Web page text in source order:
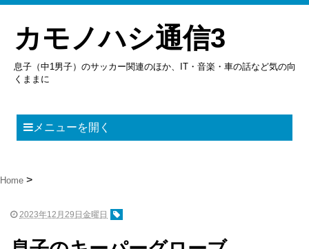
カモノハシ通信3
息子（中1男子）のサッカー関連のほか、IT・音楽・車の話など気の向
くままに
メニューを開く
Home
2023年12月29日金曜日